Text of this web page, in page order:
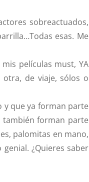
sobreactuados,
esas. Me
películas must, YA
otra, de viaje, sólos o
y que ya forman parte
también forman parte
palomitas en mano,
genial. ¿Quieres saber